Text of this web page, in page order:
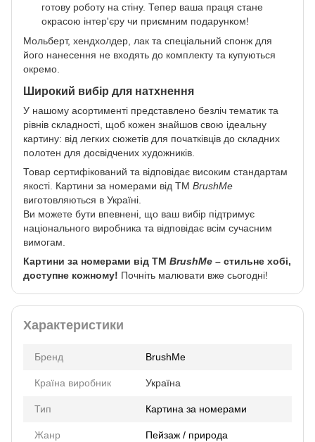
готову роботу на стіну. Тепер ваша праця стане
окрасою інтер'єру чи приємним подарунком!
Мольберт, хендхолдер, лак та спеціальний спонж для
його нанесення не входять до комплекту та купуються
окремо.
Широкий вибір для натхнення
У нашому асортименті представлено безліч тематик та
рівнів складності, щоб кожен знайшов свою ідеальну
картину: від легких сюжетів для початківців до складних
полотен для досвідчених художників.
Товар сертифікований та відповідає високим стандартам
якості. Картини за номерами від ТМ BrushMe
виготовляються в Україні.
Ви можете бути впевнені, що ваш вибір підтримує
національного виробника та відповідає всім сучасним
вимогам.
Картини за номерами від ТМ BrushMe – стильне хобі,
доступне кожному! Почніть малювати вже сьогодні!
Характеристики
Бренд BrushMe
Країна виробник Україна
Тип Картина за номерами
Жанр Пейзаж / природа